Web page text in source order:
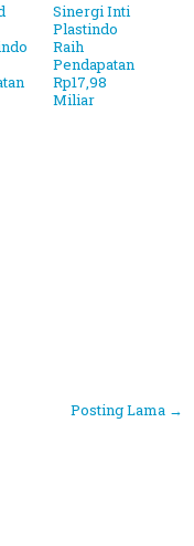
Sinergi Inti
Plastindo
Raih
Pendapatan
Rp17,98
Miliar
Posting Lama →